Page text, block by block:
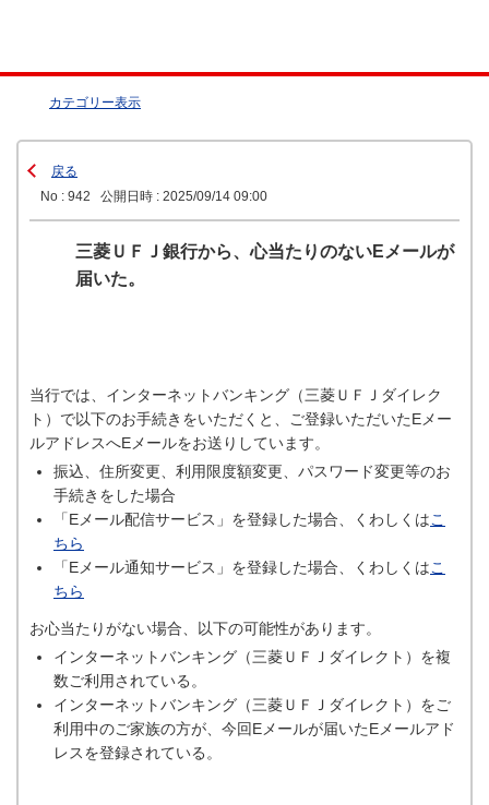
カテゴリー表示
戻る
No : 942
公開日時 : 2025/09/14 09:00
三菱ＵＦＪ銀行から、心当たりのないEメールが
届いた。
当行では、インターネットバンキング（三菱ＵＦＪダイレク
ト）で以下のお手続きをいただくと、ご登録いただいたEメー
ルアドレスへEメールをお送りしています。
振込、住所変更、利用限度額変更、パスワード変更等のお
手続きをした場合
「Eメール配信サービス」を登録した場合、くわしくはこ
ちら
「Eメール通知サービス」を登録した場合、くわしくはこ
ちら
お心当たりがない場合、以下の可能性があります。
インターネットバンキング（三菱ＵＦＪダイレクト）を複
数ご利用されている。
インターネットバンキング（三菱ＵＦＪダイレクト）をご
利用中のご家族の方が、今回Eメールが届いたEメールアド
レスを登録されている。